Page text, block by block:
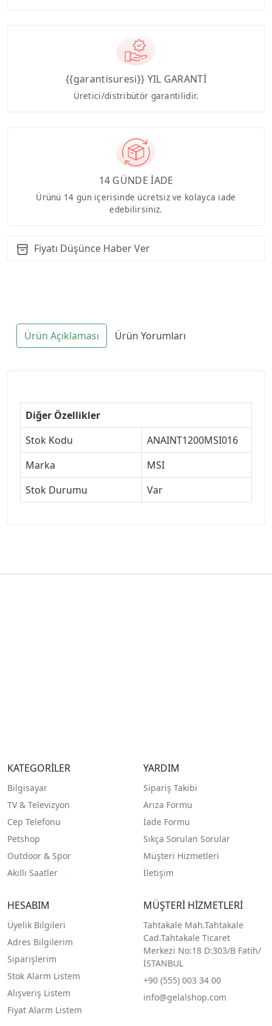
{{garantisuresi}} YIL GARANTİ
Üretici/distribütör garantilidir.
14 GÜNDE İADE
Ürünü 14 gün içerisinde ücretsiz ve kolayca iade
edebilirsiniz.
Fiyatı Düşünce Haber Ver
Ürün Açıklaması Ürün Yorumları
Diğer Özellikler
Stok Kodu
ANAINT1200MSI016
Marka
MSI
Stok Durumu
Var
KATEGORİLER
Bilgisayar
TV & Televizyon
Cep Telefonu
Petshop
Outdoor & Spor
Akıllı Saatler
YARDIM
Sipariş Takibi
Arıza Formu
İade Formu
Sıkça Sorulan Sorular
Müşteri Hizmetleri
İletişim
HESABIM
Üyelik Bilgileri
Adres Bilgilerim
Siparişlerim
Stok Alarm Listem
Alışveriş Listem
Fiyat Alarm Listem
MÜŞTERİ HİZMETLERİ
Tahtakale Mah.Tahtakale
Cad.Tahtakale Ticaret
Merkezi No:18 D:303/B Fatih/
İSTANBUL
+90 (555) 003 34 00
info@gelalshop.com